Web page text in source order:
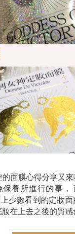
面膜心得分享又
養所進行的事，
少數看到的定妝
在上去之後的質感